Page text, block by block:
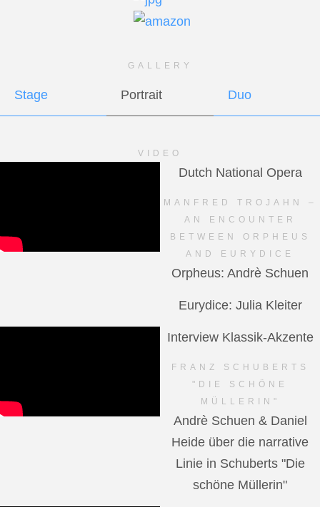
GALLERY
Stage Portrait Duo
VIDEO
Dutch National Opera
MANFRED TROJAHN –
AN ENCOUNTER
BETWEEN ORPHEUS
AND EURYDICE
Orpheus: Andrè Schuen
Eurydice: Julia Kleiter
Interview Klassik-Akzente
FRANZ SCHUBERTS
"DIE SCHÖNE
MÜLLERIN"
Andrè Schuen & Daniel
Heide über die narrative
Linie in Schuberts "Die
schöne Müllerin"